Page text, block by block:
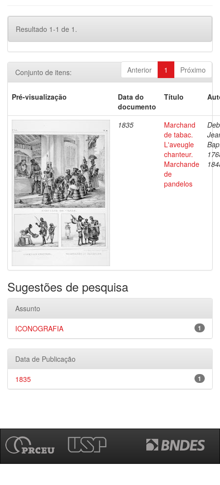
Resultado 1-1 de 1.
Anterior 1 Próximo
Conjunto de itens:
Pré-visualização
Data do
documento
Título
1835
Marchand
de tabac.
L'aveugle
chanteur.
Marchande
de
pandelos
Sugestões de pesquisa
Assunto
1
ICONOGRAFIA
Data de Publicação
1
1835